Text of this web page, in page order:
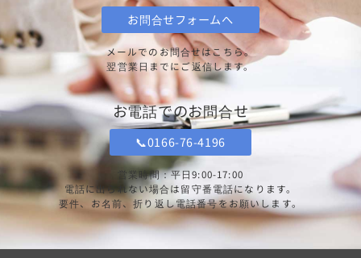
お問合せフォームへ
メールでのお問合せはこちら。
翌営業日までにご返信します。
お電話でのお問合せ
📞0166-76-4196
営業時間：平日9:00-17:00
電話に出られない場合は留守番電話になります。
要件、お名前、折り返し電話番号をお願いします。